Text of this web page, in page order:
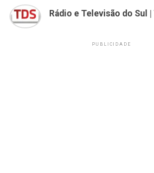
Rádio e Televisão do Sul |
PUBLICIDADE